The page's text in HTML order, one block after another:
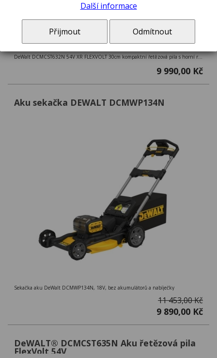
DeWalt DCMCST632N 54V XR FLEXVOLT 30cm kompaktní řetězová pila s horní rukojetí - bez aku a nabíječky
9 990,00 Kč
Aku sekačka DEWALT DCMWP134N
Sekačka aku DeWalt DCMWP134N, 18V, bez akumulátorů a nabíječky
11 453,00 Kč
9 890,00 Kč
DeWALT® DCMCST635N Aku řetězová pila
FlexVolt 54V
Další informace
Přijmout Odmítnout